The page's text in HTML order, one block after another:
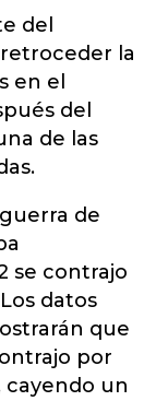
del
la
en el
del
de las
de
se contrajo
datos
que
por
cayendo un